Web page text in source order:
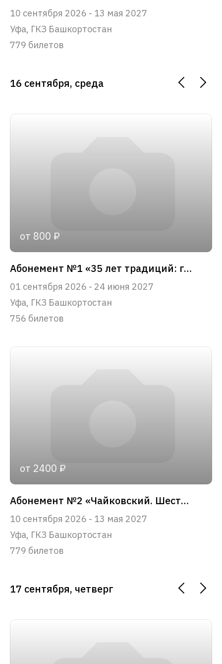
10 сентября 2026 - 13 мая 2027
Уфа, ГКЗ Башкортостан
779 билетов
16 сентября, среда
от 800 ₽
Абонемент №1 «35 лет традиций: главные события сезона»
01 сентября 2026 - 24 июня 2027
Уфа, ГКЗ Башкортостан
756 билетов
от 2400 ₽
Абонемент №2 «Чайковский. Шесть вечеров»
10 сентября 2026 - 13 мая 2027
Уфа, ГКЗ Башкортостан
779 билетов
17 сентября, четверг